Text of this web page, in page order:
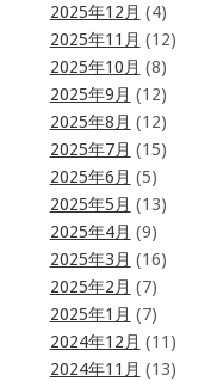
2025年12月 (4)
2025年11月 (12)
2025年10月 (8)
2025年9月 (12)
2025年8月 (12)
2025年7月 (15)
2025年6月 (5)
2025年5月 (13)
2025年4月 (9)
2025年3月 (16)
2025年2月 (7)
2025年1月 (7)
2024年12月 (11)
2024年11月 (13)